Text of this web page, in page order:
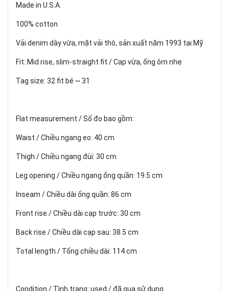
Made in U.S.A.
100% cotton
Vải denim dày vừa, mặt vải thô, sản xuất năm 1993 tại Mỹ
Fit: Mid rise, slim-straight fit / Cạp vừa, ống ôm nhẹ
Tag size: 32 fit bé ~ 31
Flat measurement / Số đo bao gồm:
Waist / Chiều ngang eo: 40 cm
Thigh / Chiều ngang đùi: 30 cm
Leg opening / Chiều ngang ống quần: 19.5 cm
Inseam / Chiều dài ống quần: 86 cm
Front rise / Chiều dài cạp trước: 30 cm
Back rise / Chiều dài cạp sau: 38.5 cm
Total length / Tổng chiều dài: 114 cm
Condition / Tình trạng: used / đã qua sử dụng